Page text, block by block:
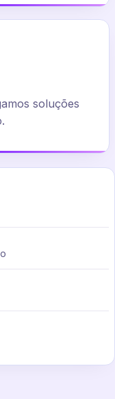
soluções